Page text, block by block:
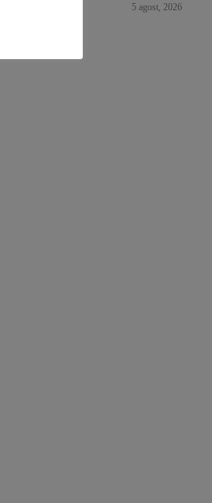
5 agost, 2026